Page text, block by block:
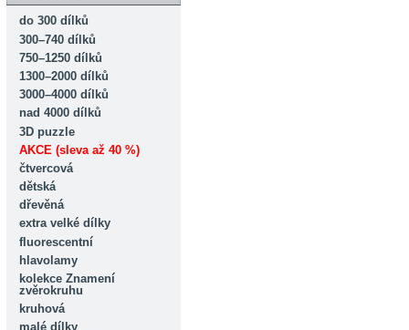
do 300 dílků
300–740 dílků
750–1250 dílků
1300–2000 dílků
3000–4000 dílků
nad 4000 dílků
3D puzzle
AKCE (sleva až 40 %)
čtvercová
dětská
dřevěná
extra velké dílky
fluorescentní
hlavolamy
kolekce Znamení
zvěrokruhu
kruhová
malé dílky